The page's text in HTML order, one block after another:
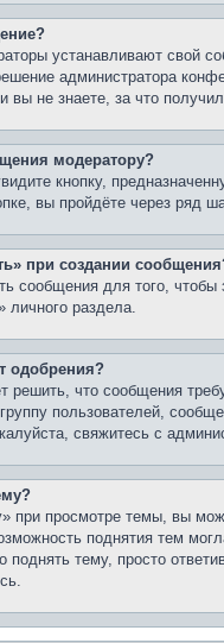
устанавливают свой
администратора
не знаете, за что
модератору?
кнопку,
вы пройдёте через ряд
при создании
сообщения для того,
личного раздела.
одобрения?
решить, что сообщения
пользователей,
свяжитесь с
при просмотре темы, вы
поднятия тем
тему, просто